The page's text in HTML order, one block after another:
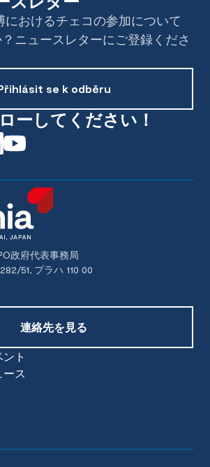
におけるチェコの参加について
ニュースレターにご登録くださ
se k odběru
ーしてください！
政府代表事務局
51, プラハ 110 00
連絡先を見る
ト
ース